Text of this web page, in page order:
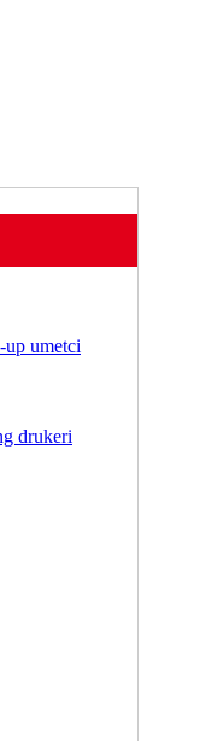
up umetci
drukeri